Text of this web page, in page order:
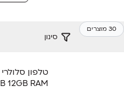
סינון
30 מוצרים